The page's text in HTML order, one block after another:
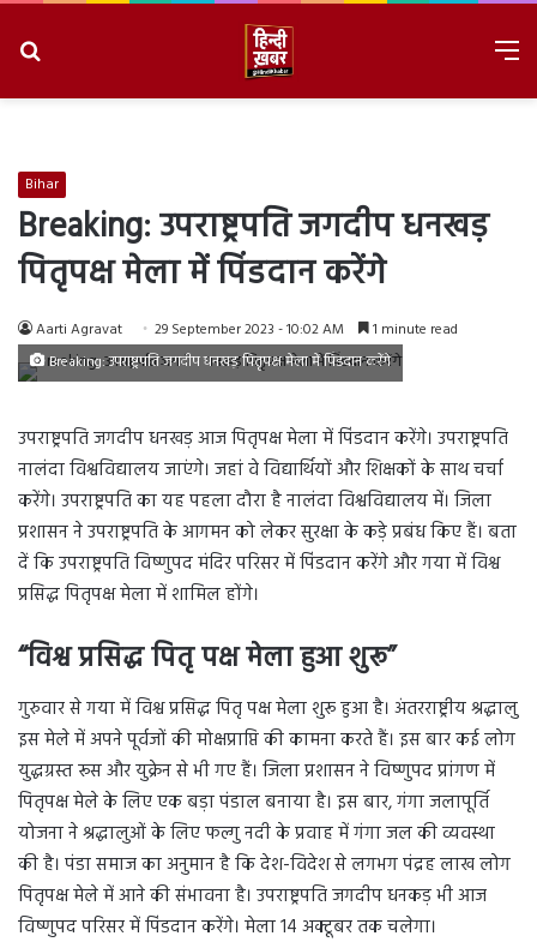
Bihar
Breaking: उपराष्ट्रपति जगदीप धनखड़
पितृपक्ष मेला में पिंडदान करेंगे
Aarti Agravat 29 September 2023 - 10:02 AM 1 minute read
Breaking: उपराष्ट्रपति जगदीप धनखड़ पितृपक्ष मेला में पिंडदान करेंगे
उपराष्ट्रपति जगदीप धनखड़ आज पितृपक्ष मेला में पिंडदान करेंगे। उपराष्ट्रपति
नालंदा विश्वविद्यालय जाएंगे। जहां वे विद्यार्थियों और शिक्षकों के साथ चर्चा
करेंगे। उपराष्ट्रपति का यह पहला दौरा है नालंदा विश्वविद्यालय में। जिला
प्रशासन ने उपराष्ट्रपति के आगमन को लेकर सुरक्षा के कड़े प्रबंध किए हैं। बता
दें कि उपराष्ट्रपति विष्णुपद मंदिर परिसर में पिंडदान करेंगे और गया में विश्व
प्रसिद्ध पितृपक्ष मेला में शामिल होंगे।
“विश्व प्रसिद्ध पितृ पक्ष मेला हुआ शुरू”
गुरुवार से गया में विश्व प्रसिद्ध पितृ पक्ष मेला शुरू हुआ है। अंतरराष्ट्रीय श्रद्धालु
इस मेले में अपने पूर्वजों की मोक्षप्राप्ति की कामना करते हैं। इस बार कई लोग
युद्धग्रस्त रूस और युक्रेन से भी गए हैं। जिला प्रशासन ने विष्णुपद प्रांगण में
पितृपक्ष मेले के लिए एक बड़ा पंडाल बनाया है। इस बार, गंगा जलापूर्ति
योजना ने श्रद्धालुओं के लिए फल्गु नदी के प्रवाह में गंगा जल की व्यवस्था
की है। पंडा समाज का अनुमान है कि देश-विदेश से लगभग पंद्रह लाख लोग
पितृपक्ष मेले में आने की संभावना है। उपराष्ट्रपति जगदीप धनकड़ भी आज
विष्णुपद परिसर में पिंडदान करेंगे। मेला 14 अक्टूबर तक चलेगा।